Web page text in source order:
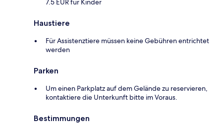
7.5 EUR für Kinder
Haustiere
Für Assistenztiere müssen keine Gebühren entrichtet
werden
Parken
Um einen Parkplatz auf dem Gelände zu reservieren,
kontaktiere die Unterkunft bitte im Voraus.
Bestimmungen